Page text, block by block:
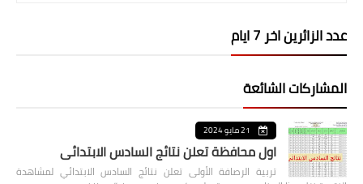
عدد الزائرين اخر 7 ايام
المشاركات الشائعة
21 مايو 2024
اول محافظة تعلن نتائج السادس الابتدائي
تربية الرصافة الأولى تعلن نتائج السادس الابتدائي لمشاهدة